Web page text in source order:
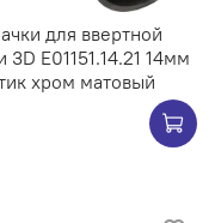
для ввертной
3D E01151.14.21 14мм
хром матовый